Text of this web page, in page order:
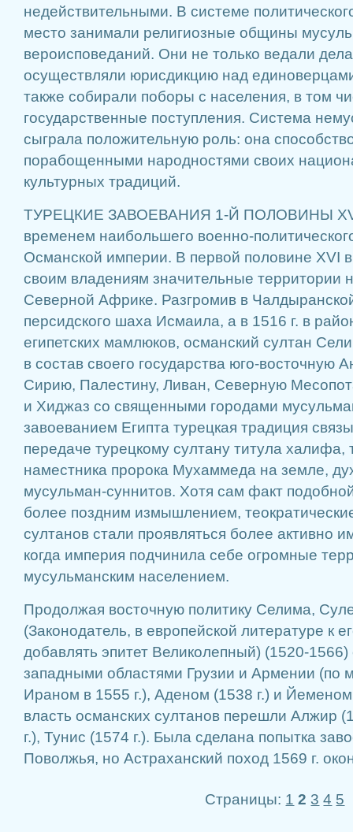
недействительными. В системе
место занимали религиозные общины
вероисповеданий. Они не только ведали
осуществляли юрисдикцию над
также собирали поборы с населения, в том
государственные поступления. Система
сыграла положительную роль: она
порабощенными народностями своих
культурных традиций.
ТУРЕЦКИЕ ЗАВОЕВАНИЯ 1-Й ПОЛОВИНЫ XVI
временем наибольшего военно-
Османской империи. В первой половине XVI
своим владениям значительные территории
Северной Африке. Разгромив в
персидского шаха Исмаила, а в 1516 г. в
египетских мамлюков, османский султан
в состав своего государства юго-восточную
Сирию, Палестину, Ливан, Северную
и Хиджаз со священными городами
завоеванием Египта турецкая традиция
передаче турецкому султану титула халифа,
наместника пророка Мухаммеда на земле,
мусульман-суннитов. Хотя сам факт
более поздним измышлением,
султанов стали проявляться более активно
когда империя подчинила себе огромные
мусульманским населением.
Продолжая восточную политику Селима,
(Законодатель, в европейской литературе к
добавлять эпитет Великолепный) (1520-
западными областями Грузии и Армении (по
Ираном в 1555 г.), Аденом (1538 г.) и
власть османских султанов перешли Алжир
г.), Тунис (1574 г.). Была сделана попытка
Поволжья, но Астраханский поход 1569 г.
Страницы: 1 2 3 4 5